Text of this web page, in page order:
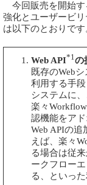
今回販売を開始す
強化とユーザービ
は以下のとおりです
Web API*1の
既存のWeb
利用する手
システムに
楽々
認機能をア
Web APIの
えば、楽々
る場合は従
ークフロー
る、といっ